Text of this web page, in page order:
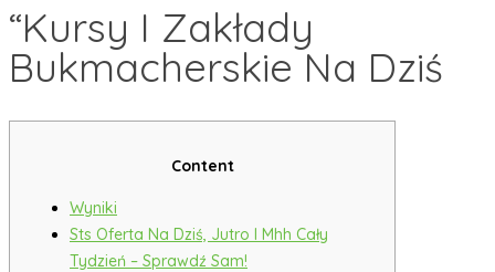
“Kursy I Zakłady
Bukmacherskie Na Dziś
Content
Wyniki
Sts Oferta Na Dziś, Jutro I Mhh Cały
Tydzień – Sprawdź Sam!